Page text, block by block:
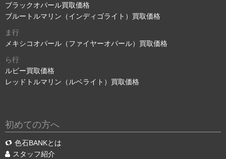
ブラックオパール買取価格
ブルートルマリン（インディゴライト）買取価格
ま行
メキシコオパール（ファイヤーオパール）買取価格
ら行
ルビー買取価格
レッドトルマリン（ルベライト）買取価格
初めての方へ
色石BANKとは
スタッフ紹介